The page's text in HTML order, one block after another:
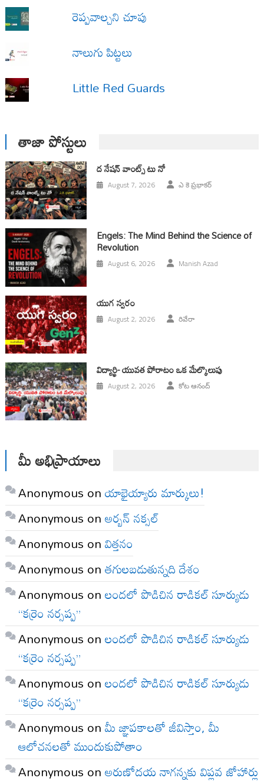
రెప్పవాల్చని చూపు
నాలుగు పిట్టలు
Little Red Guards
తాజా పోస్టులు
ద నేషన్ వాంట్స్ టు నో
August 7, 2026 ఎ కె ప్రభాకర్
Engels: The Mind Behind the Science of
Revolution
August 6, 2026 Manish Azad
యుగ స్వ‌రం
August 2, 2026 రివేరా
విద్యార్థి- యువత పోరాటం ఒక మేల్కొలుపు
August 2, 2026 కోట ఆనంద్
మీ అభిప్రాయాలు
Anonymous onయాభైయ్యారు మార్కులు!
Anonymous onఅర్బన్ నక్సల్
Anonymous onవిత్తనం
Anonymous onతగులబడుతున్నది దేశం
Anonymous onలందలో పొడిచిన రాడికల్ సూర్యుడు
“కర్రెం నర్సప్ప”
Anonymous onలందలో పొడిచిన రాడికల్ సూర్యుడు
“కర్రెం నర్సప్ప”
Anonymous onలందలో పొడిచిన రాడికల్ సూర్యుడు
“కర్రెం నర్సప్ప”
Anonymous onమీ జ్ఞాపకాలతో జీవిస్తాం, మీ
ఆలోచనలతో ముందుకుపోతాం
Anonymous onఅరుణోదయ నాగన్నకు విప్లవ జోహార్లు